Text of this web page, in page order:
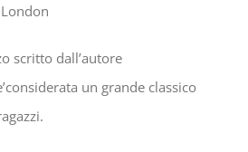
scritto dall’autore
un grande classico